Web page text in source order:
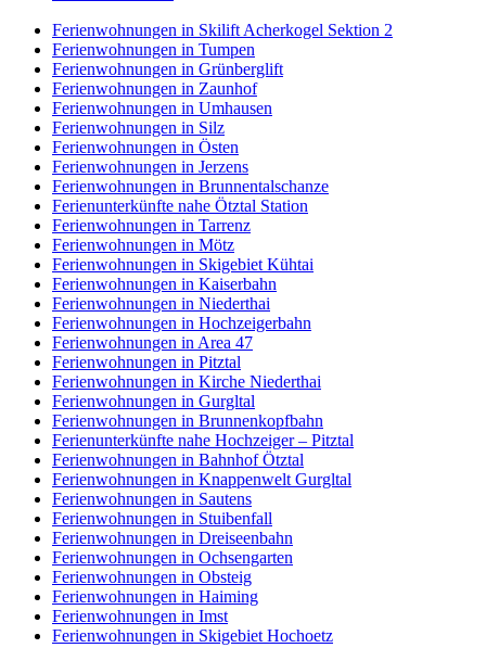
Ferienwohnungen in Skilift Acherkogel Sektion 2
Ferienwohnungen in Tumpen
Ferienwohnungen in Grünberglift
Ferienwohnungen in Zaunhof
Ferienwohnungen in Umhausen
Ferienwohnungen in Silz
Ferienwohnungen in Östen
Ferienwohnungen in Jerzens
Ferienwohnungen in Brunnentalschanze
Ferienunterkünfte nahe Ötztal Station
Ferienwohnungen in Tarrenz
Ferienwohnungen in Mötz
Ferienwohnungen in Skigebiet Kühtai
Ferienwohnungen in Kaiserbahn
Ferienwohnungen in Niederthai
Ferienwohnungen in Hochzeigerbahn
Ferienwohnungen in Area 47
Ferienwohnungen in Pitztal
Ferienwohnungen in Kirche Niederthai
Ferienwohnungen in Gurgltal
Ferienwohnungen in Brunnenkopfbahn
Ferienunterkünfte nahe Hochzeiger – Pitztal
Ferienwohnungen in Bahnhof Ötztal
Ferienwohnungen in Knappenwelt Gurgltal
Ferienwohnungen in Sautens
Ferienwohnungen in Stuibenfall
Ferienwohnungen in Dreiseenbahn
Ferienwohnungen in Ochsengarten
Ferienwohnungen in Obsteig
Ferienwohnungen in Haiming
Ferienwohnungen in Imst
Ferienwohnungen in Skigebiet Hochoetz